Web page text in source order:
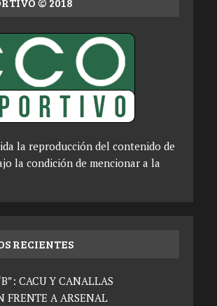
la reproducción del contenido de
la condición de mencionar a la
RECIENTES
CACU Y CANALLAS
FRENTE A ARSENAL